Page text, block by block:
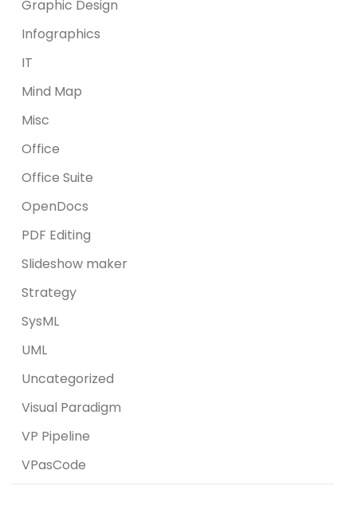
Graphic Design
Infographics
IT
Mind Map
Misc
Office
Office Suite
OpenDocs
PDF Editing
Slideshow maker
Strategy
SysML
UML
Uncategorized
Visual Paradigm
VP Pipeline
VPasCode